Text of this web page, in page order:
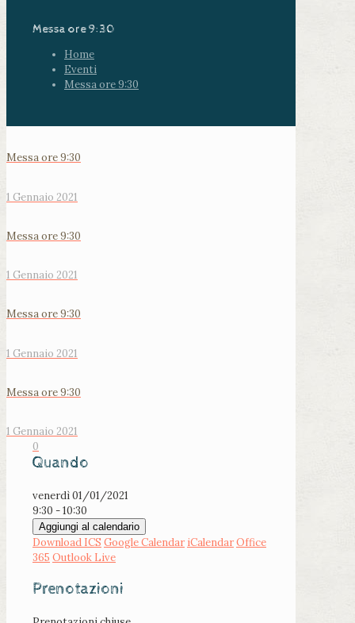
Messa ore 9:30
Home
Eventi
Messa ore 9:30
Messa ore 9:30
1 Gennaio 2021
Messa ore 9:30
1 Gennaio 2021
Messa ore 9:30
1 Gennaio 2021
Messa ore 9:30
1 Gennaio 2021
0
Quando
venerdì 01/01/2021
9:30 - 10:30
Aggiungi al calendario
Download ICS Google Calendar iCalendarOffice
365 Outlook Live
Prenotazioni